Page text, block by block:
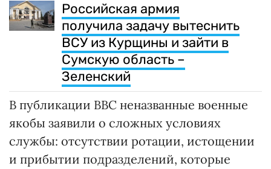
Российская армия
получила задачу вытеснить
ВСУ из Курщины и зайти в
Сумскую область –
Зеленский
В публикации BBC неназванные военные
якобы заявили о сложных условиях
службы: отсутствии ротации, истощении
и прибытии подразделений, которые